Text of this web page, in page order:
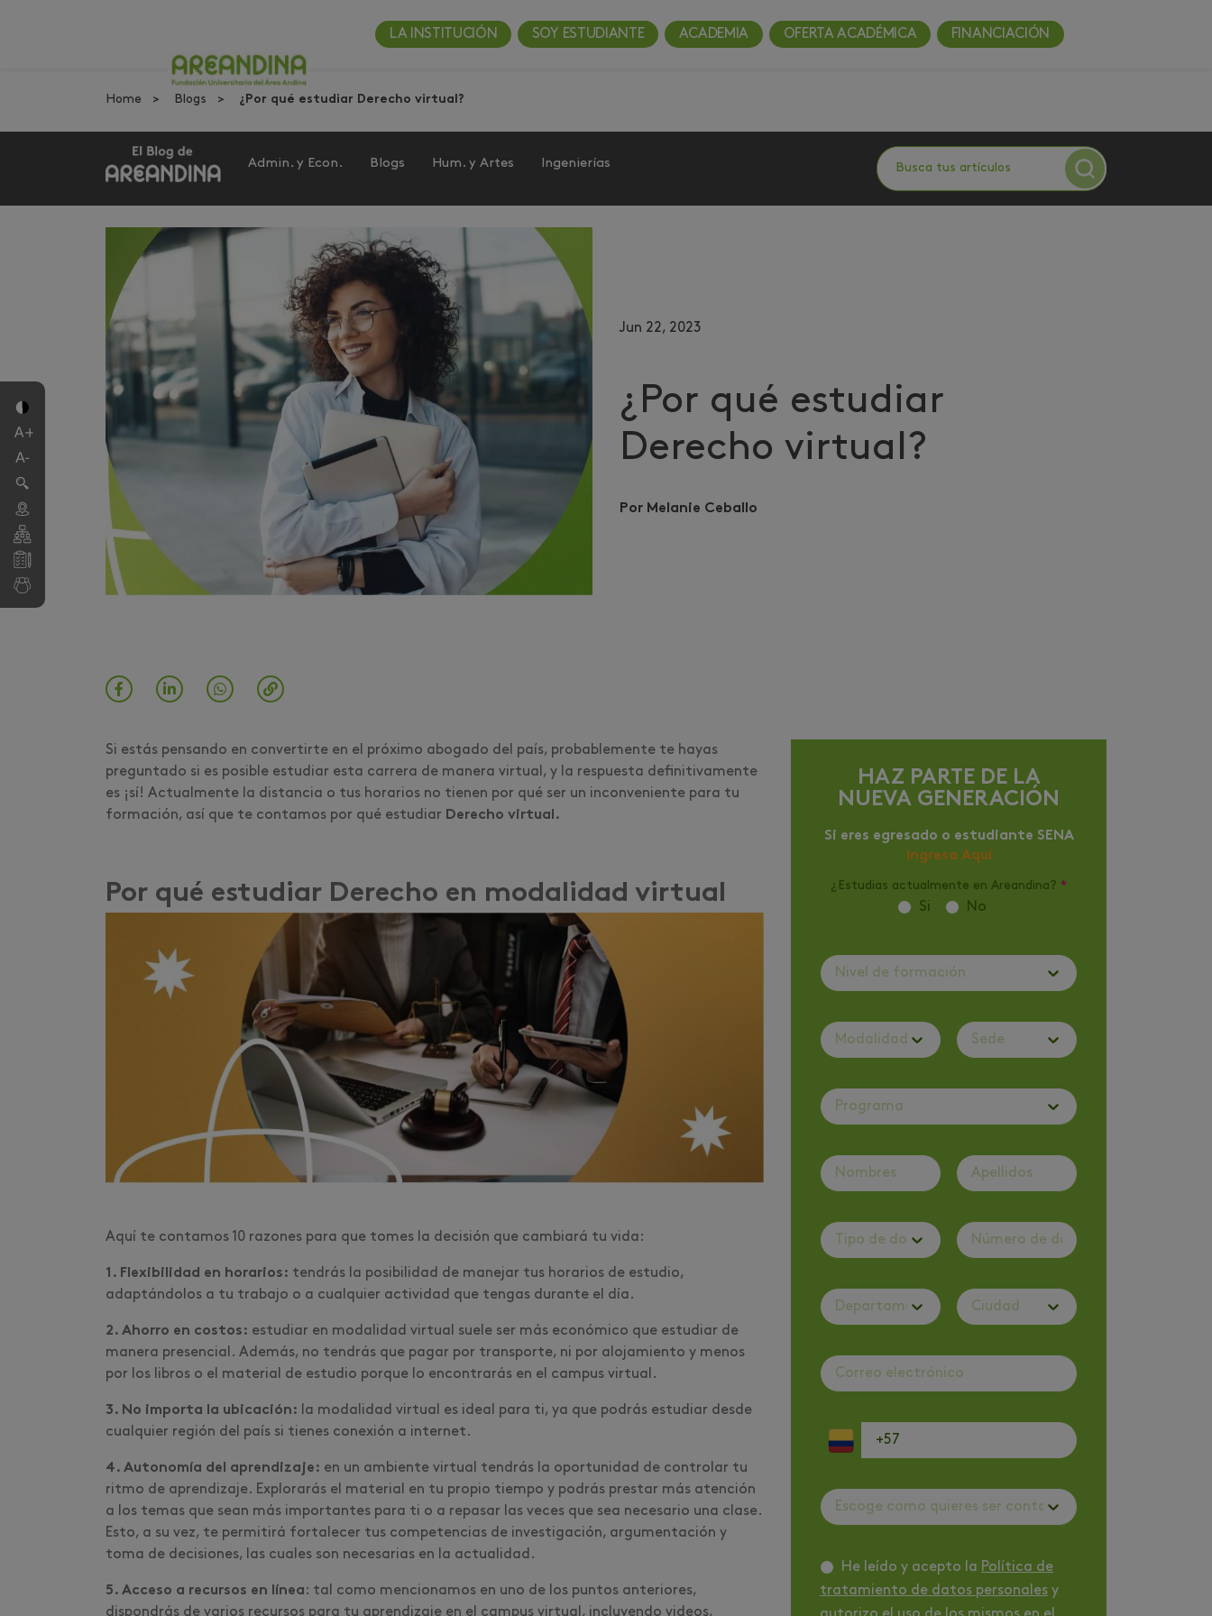
LA INSTITUCIÓN SOY ESTUDIANTE ACADEMIA OFERTA ACADÉMICA FINANCIACIÓN
Home Blogs ¿Por qué estudiar Derecho virtual?
Admin. y Econ. Blogs Hum. y Artes Ingenierías
Jun 22, 2023
¿Por qué estudiar
Derecho virtual?
Por Melanie Ceballo
Si estás pensando en convertirte en el próximo abogado del país, probablemente te hayas
preguntado si es posible estudiar esta carrera de manera virtual, y la respuesta definitivamente
es ¡sí! Actualmente la distancia o tus horarios no tienen por qué ser un inconveniente para tu
formación, así que te contamos por qué estudiar Derecho virtual.
Por qué estudiar Derecho en modalidad virtual
Aquí te contamos 10 razones para que tomes la decisión que cambiará tu vida:
1. Flexibilidad en horarios: tendrás la posibilidad de manejar tus horarios de estudio,
adaptándolos a tu trabajo o a cualquier actividad que tengas durante el día.
2. Ahorro en costos: estudiar en modalidad virtual suele ser más económico que estudiar de
manera presencial. Además, no tendrás que pagar por transporte, ni por alojamiento y menos
por los libros o el material de estudio porque lo encontrarás en el campus virtual.
3. No importa la ubicación: la modalidad virtual es ideal para ti, ya que podrás estudiar desde
cualquier región del país si tienes conexión a internet.
4. Autonomía del aprendizaje: en un ambiente virtual tendrás la oportunidad de controlar tu
ritmo de aprendizaje. Explorarás el material en tu propio tiempo y podrás prestar más atención
a los temas que sean más importantes para ti o a repasar las veces que sea necesario una clase.
Esto, a su vez, te permitirá fortalecer tus competencias de investigación, argumentación y
toma de decisiones, las cuales son necesarias en la actualidad.
5. Acceso a recursos en línea: tal como mencionamos en uno de los puntos anteriores,
dispondrás de varios recursos para tu aprendizaje en el campus virtual, incluyendo videos,
HAZ PARTE DE LA
NUEVA GENERACIÓN
Si eres egresado o estudiante SENA
Ingresa Aquí
¿Estudias actualmente en Areandina? *
Si No
Nivel de formación
Modalidad Sede
Programa
Tipo de documento
Departamento Ciudad
Escoge como quieres ser contactado
He leído y acepto la Política de
tratamiento de datos personales y